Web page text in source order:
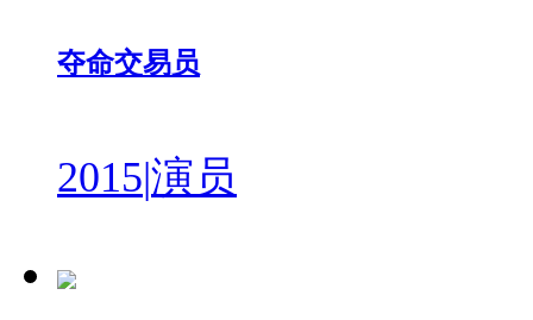
夺命交易员
2015|演员